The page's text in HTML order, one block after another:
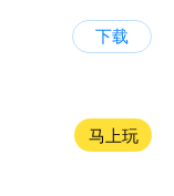
下载
马上玩